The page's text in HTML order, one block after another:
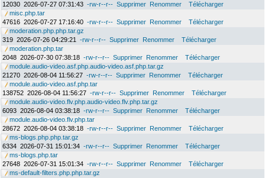
12030 2026-07-27 07:31:43 -rw-r--r-- Supprimer Renommer
Télécharger
misc.php.tar
47616 2026-07-27 17:16:40 -rw-r--r-- Supprimer Renommer
Télécharger
moderation.php.php.tar.gz
319 2026-07-26 04:29:21 -rw-r--r-- Supprimer Renommer
Télécharger
moderation.php.tar
2048 2026-07-30 07:38:18 -rw-r--r-- Supprimer Renommer
Télécharger
module.audio-video.asf.php.audio-video.asf.php.tar.gz
21270 2026-08-04 11:56:27 -rw-r--r-- Supprimer Renommer
Télécharger
module.audio-video.asf.php.tar
138752 2026-08-04 11:56:27 -rw-r--r-- Supprimer Renommer
Télécharger
module.audio-video.flv.php.audio-video.flv.php.tar.gz
6093 2026-08-04 03:38:18 -rw-r--r-- Supprimer Renommer
Télécharger
module.audio-video.flv.php.tar
28672 2026-08-04 03:38:18 -rw-r--r-- Supprimer Renommer
Télécharger
ms-blogs.php.php.tar.gz
6334 2026-07-31 15:01:34 -rw-r--r-- Supprimer Renommer
Télécharger
ms-blogs.php.tar
27648 2026-07-31 15:01:34 -rw-r--r-- Supprimer Renommer
Télécharger
ms-default-filters.php.php.tar.gz